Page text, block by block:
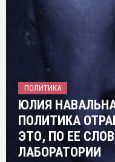
ПОЛИТИКА
ЮЛИЯ
ПОЛИТИКА
ЭТО, ПО ЕЕ
ЛАБОРАТОРИИ